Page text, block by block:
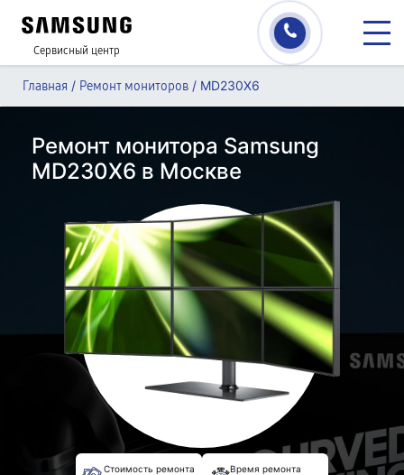
Сервисный центр
Главная / Ремонт мониторов / MD230X6
Ремонт монитора Samsung
MD230X6 в Москве
Стоимость ремонта Время ремонта